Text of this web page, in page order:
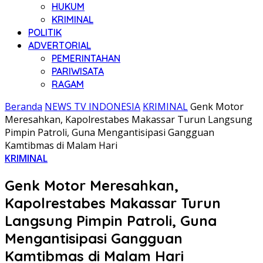
HUKUM
KRIMINAL
POLITIK
ADVERTORIAL
PEMERINTAHAN
PARIWISATA
RAGAM
Beranda NEWS TV INDONESIA KRIMINALGenk Motor
Meresahkan, Kapolrestabes Makassar Turun Langsung
Pimpin Patroli, Guna Mengantisipasi Gangguan
Kamtibmas di Malam Hari
KRIMINAL
Genk Motor Meresahkan,
Kapolrestabes Makassar Turun
Langsung Pimpin Patroli, Guna
Mengantisipasi Gangguan
Kamtibmas di Malam Hari